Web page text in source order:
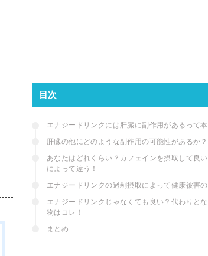
目次
エナジードリンクには肝臓に副作用があるって本
肝臓の他にどのような副作用の可能性があるか？
あなたはどれくらい？カフェインを摂取して良
によって違う！
エナジードリンクの過剰摂取によって健康被害
エナジードリンクじゃなくても良い？代わりと
物はコレ！
まとめ